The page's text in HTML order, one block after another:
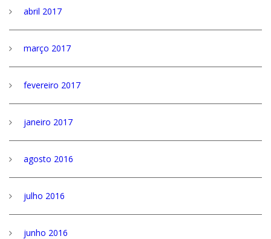
abril 2017
março 2017
fevereiro 2017
janeiro 2017
agosto 2016
julho 2016
junho 2016